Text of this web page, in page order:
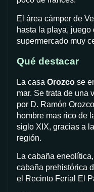
El área cámper de
hasta la playa, juego
supermercado muy
Qué destacar
La casa Orozco se
mar. Se trata de una
por D. Ramón
hombre mas rico de
siglo XIX, gracias a
región.
La cabaña
cabaña prehistórica
el Recinto Ferial El